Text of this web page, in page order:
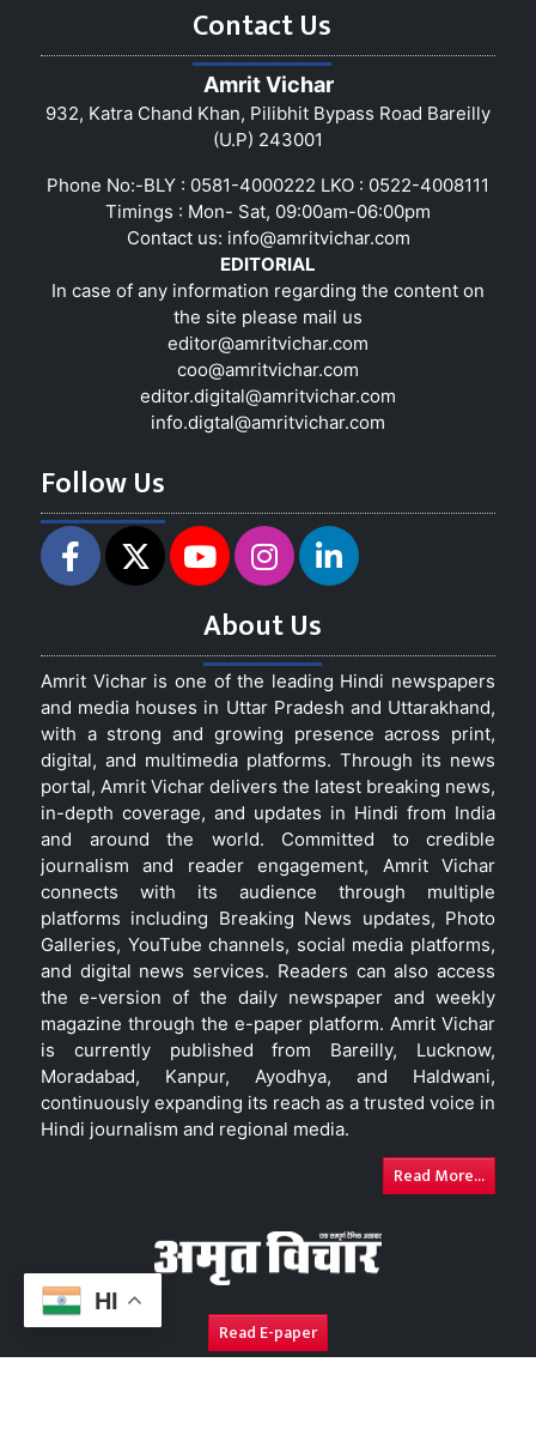
HI
Contact Us
Amrit Vichar
932, Katra Chand Khan, Pilibhit Bypass Road Bareilly
(U.P) 243001
Phone No:-BLY : 0581-4000222 LKO : 0522-4008111
Timings : Mon- Sat, 09:00am-06:00pm
Contact us: info@amritvichar.com
EDITORIAL
In case of any information regarding the content on
the site please mail us
editor@amritvichar.com
coo@amritvichar.com
editor.digital@amritvichar.com
info.digtal@amritvichar.com
Follow Us
About Us
Amrit Vichar is one of the leading Hindi newspapers
and media houses in Uttar Pradesh and Uttarakhand,
with a strong and growing presence across print,
digital, and multimedia platforms. Through its news
portal, Amrit Vichar delivers the latest breaking news,
in-depth coverage, and updates in Hindi from India
and around the world. Committed to credible
journalism and reader engagement, Amrit Vichar
connects with its audience through multiple
platforms including Breaking News updates, Photo
Galleries, YouTube channels, social media platforms,
and digital news services. Readers can also access
the e-version of the daily newspaper and weekly
magazine through the e-paper platform. Amrit Vichar
is currently published from Bareilly, Lucknow,
Moradabad, Kanpur, Ayodhya, and Haldwani,
continuously expanding its reach as a trusted voice in
Hindi journalism and regional media.
Read More...
Read E-paper